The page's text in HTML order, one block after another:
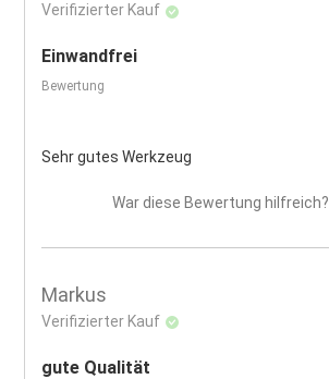
Verifizierter Kauf
Einwandfrei
Bewertung
Sehr gutes Werkzeug
War diese Bewertung hilfreich?
Markus
Verifizierter Kauf
gute Qualität